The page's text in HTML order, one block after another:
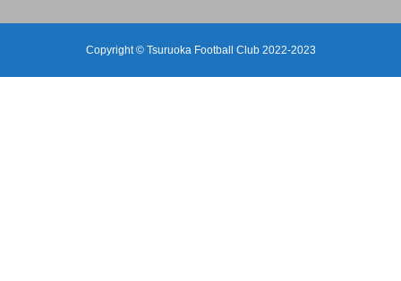
Copyright © Tsuruoka Football Club 2022-2023